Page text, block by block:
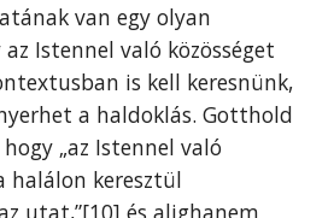
van egy olyan
Istennel való közösséget
is kell keresnünk,
a haldoklás. Gotthold
„az Istennel való
halálon keresztül
utat,”[10] és alighanem